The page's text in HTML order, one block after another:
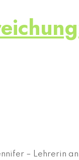
– Lehrerin